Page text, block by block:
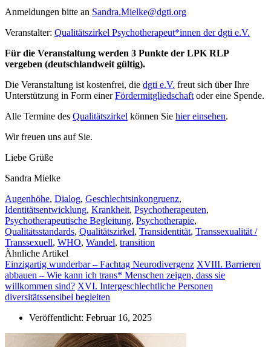
Anmeldungen bitte an Sandra.Mielke@dgti.org
Veranstalter: Qualitätszirkel Psychotherapeut*innen der dgti e.V.
Für die Veranstaltung werden 3 Punkte der LPK RLP
vergeben (deutschlandweit gültig).
Die Veranstaltung ist kostenfrei, die dgti e.V. freut sich über Ihre
Unterstützung in Form einerFördermitgliedschaft oder eine Spende.
Alle Termine des Qualitätszirkel können Sie hier einsehen.
Wir freuen uns auf Sie.
Liebe Grüße
Sandra Mielke
Augenhöhe, Dialog, Geschlechtsinkongruenz,
Identitätsentwicklung, Krankheit, Psychotherapeuten,
Psychotherapeutische Begleitung, Psychotherapie,
Qualitätsstandards, Qualitätszirkel, Transidentität, Transsexualität /
Transsexuell, WHO, Wandel, transition
Ähnliche Artikel
Einzigartig wunderbar – Fachtag Neurodivergenz XVIII. Barrieren
abbauen – Wie kann ich trans* Menschen zeigen, dass sie
willkommen sind? XVI. Intergeschlechtliche Personen
diversitätssensibel begleiten
Veröffentlicht: Februar 16, 2025